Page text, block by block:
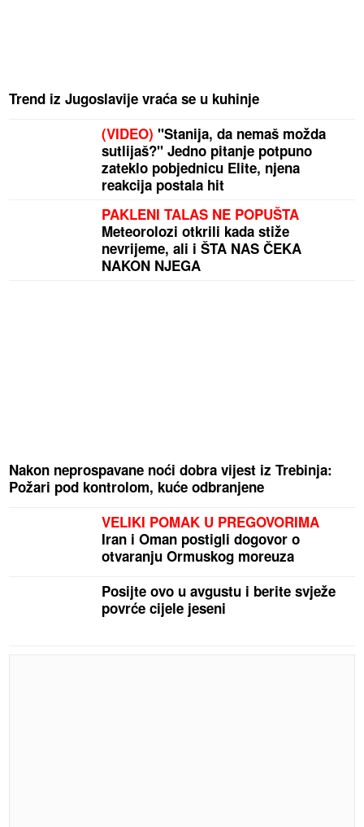
Trend iz Jugoslavije vraća se u kuhinje
(VIDEO) "Stanija, da nemaš možda
sutlijaš?" Jedno pitanje potpuno
zateklo pobjednicu Elite, njena
reakcija postala hit
PAKLENI TALAS NE POPUŠTA
Meteorolozi otkrili kada stiže
nevrijeme, ali i ŠTA NAS ČEKA
NAKON NJEGA
Nakon neprospavane noći dobra vijest iz Trebinja:
Požari pod kontrolom, kuće odbranjene
VELIKI POMAK U PREGOVORIMA
Iran i Oman postigli dogovor o
otvaranju Ormuskog moreuza
Posijte ovo u avgustu i berite svježe
povrće cijele jeseni